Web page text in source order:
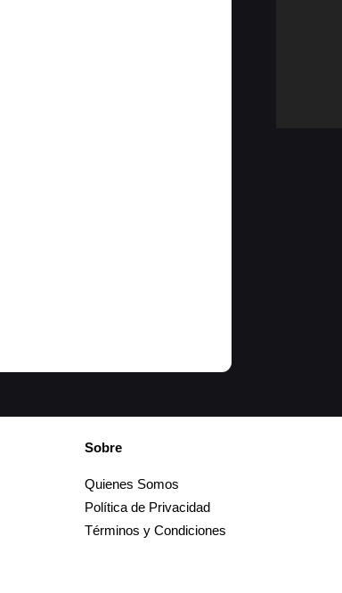
Sobre
Quienes Somos
Política de Privacidad
Términos y Condiciones